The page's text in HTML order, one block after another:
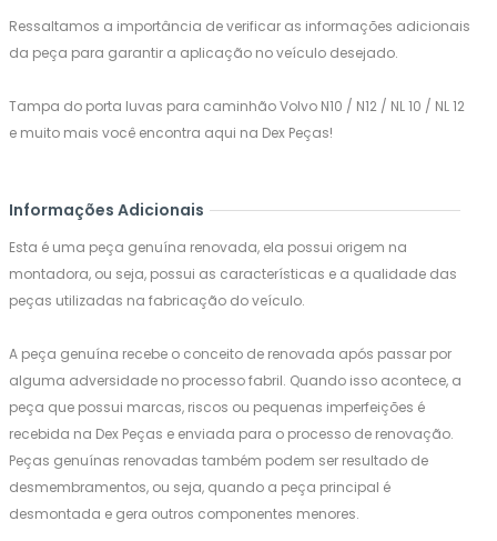
Ressaltamos a importância de verificar as informações adicionais
da peça para garantir a aplicação no veículo desejado.
Tampa do porta luvas para caminhão Volvo N10 / N12 / NL 10 / NL 12
e muito mais você encontra aqui na Dex Peças!
Informações Adicionais
Esta é uma peça genuína renovada, ela possui origem na
montadora, ou seja, possui as características e a qualidade das
peças utilizadas na fabricação do veículo.
A peça genuína recebe o conceito de renovada após passar por
alguma adversidade no processo fabril. Quando isso acontece, a
peça que possui marcas, riscos ou pequenas imperfeições é
recebida na Dex Peças e enviada para o processo de renovação.
Peças genuínas renovadas também podem ser resultado de
desmembramentos, ou seja, quando a peça principal é
desmontada e gera outros componentes menores.